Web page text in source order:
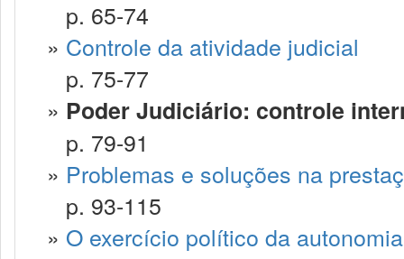
p. 65-74
» Controle da atividade judicial
p. 75-77
» Poder Judiciário: controle
p. 79-91
» Problemas e soluções na
p. 93-115
» O exercício político da